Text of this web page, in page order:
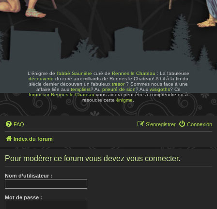
L'énigme de l'abbé Saunière curé de Rennes le Chateau : La fabuleuse
découverte du curé aux milliards de Rennes le Chateau! A t-il à la fin du
siècle dernier découvert un fabuleux trésor? Sommes nous face à une
affaire liée aux templiers? Au prieuré de sion? Aux wisigoths? Ce
forum sur Rennes le Chateauvous aidera peut-être à comprendre ou à
résoudre cetteénigme
FAQ Connexion
S’enregistrer
Index du forum
Pour modérer ce forum vous devez vous connecter.
Nom d’utilisateur :
Mot de passe :